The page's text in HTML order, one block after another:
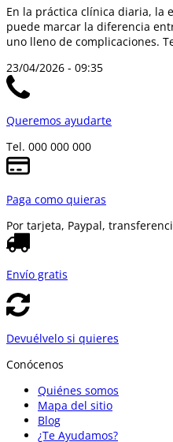
En la práctica clínica diaria, la
puede marcar la diferencia
uno lleno de complicaciones.
23/04/2026 - 09:35
Queremos ayudarte
Tel. 000 000 000
Paga como quieras
Por tarjeta, Paypal,
Envío gratis
Devuélvelo si quieres
Conócenos
Quiénes somos
Mapa del sitio
Blog
¿Te Ayudamos?